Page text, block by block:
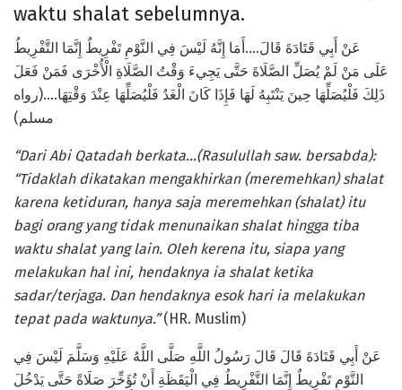
waktu shalat sebelumnya.
عَنْ أَبِي قَتَادَةَ قَالَ….أَمَا إِنَّهُ لَيْسَ فِي النَّوْمِ تَفْرِيطٌ إِنَّمَا التَّفْرِيطُ
عَلَى مَنْ لَمْ يُصَلِّ الصَّلَاةَ حَتَّى يَجِيءَ وَقْتُ الصَّلَاةِ الْأُخْرَى فَمَنْ فَعَلَ
ذَلِكَ فَلْيُصَلِّهَا حِينَ يَنْتَبِهُ لَهَا فَإِذَا كَانَ الْغَدُ فَلْيُصَلِّهَا عِنْدَ وَقْتِهَا….(رواه
مسلم)
“Dari Abi Qatadah berkata…(Rasulullah saw. bersabda):
“Tidaklah dikatakan mengakhirkan (meremehkan) shalat
karena ketiduran, hanya saja meremehkan (shalat) itu
bagi orang yang tidak menunaikan shalat hingga tiba
waktu shalat yang lain. Oleh kerena itu, siapa yang
melakukan hal ini, hendaknya ia shalat ketika
sadar/terjaga. Dan hendaknya esok hari ia melakukan
tepat pada waktunya.”(HR. Muslim)
عَنْ أَبِي قَتَادَةَ قَالَ قَالَ رَسُولُ اللَّهِ صَلَّى اللَّهُ عَلَيْهِ وَسَلَّمَ لَيْسَ فِي
النَّوْمِ تَفْرِيطٌ إِنَّمَا التَّفْرِيطُ فِي الْيَقَظَةِ أَنْ تُؤَخِّرَ صَلَاةً حَتَّى يَدْخُلَ